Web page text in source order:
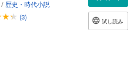
/ 歴史・時代小説
(3) 試し読み